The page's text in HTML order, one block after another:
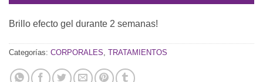
Brillo efecto gel durante 2 semanas!
Categorías: CORPORALES TRATAMIENTOS